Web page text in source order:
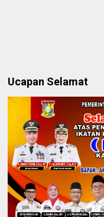
Ucapan Selamat